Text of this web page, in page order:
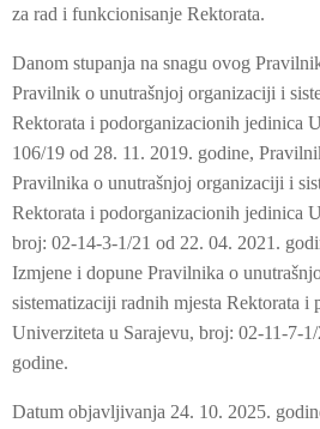
za rad i funkcionisanje Rektorata.
Danom stupanja na snagu ovog
Pravilnik o unutrašnjoj organizaciji i
Rektorata i podorganizacionih jedinica
106/19 od 28. 11. 2019. godine,
Pravilnika o unutrašnjoj organizaciji i
Rektorata i podorganizacionih jedinica
broj: 02-14-3-1/21 od 22. 04. 2021.
Izmjene i dopune Pravilnika o
sistematizaciji radnih mjesta Rektorata i
Univerziteta u Sarajevu, broj: 02-11-7-
godine.
Datum objavljivanja 24. 10. 2025.